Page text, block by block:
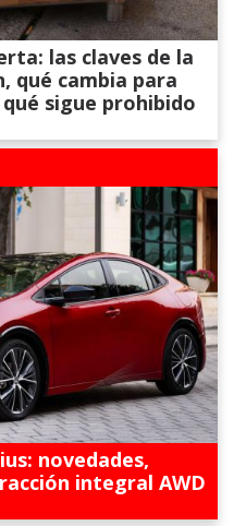
las claves de la
qué cambia para
sigue prohibido
novedades,
integral AWD